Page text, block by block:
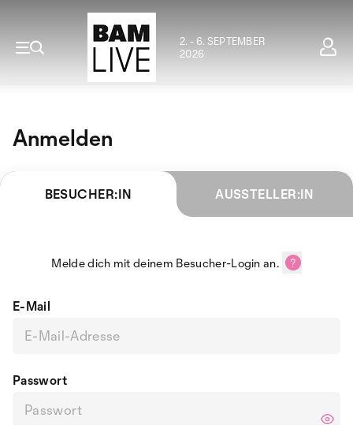
2. - 6. SEPTEMBER
2026
Anmelden
BESUCHER:IN AUSSTELLER:IN
Melde dich mit deinem Besucher-Login an.
E-Mail
Passwort